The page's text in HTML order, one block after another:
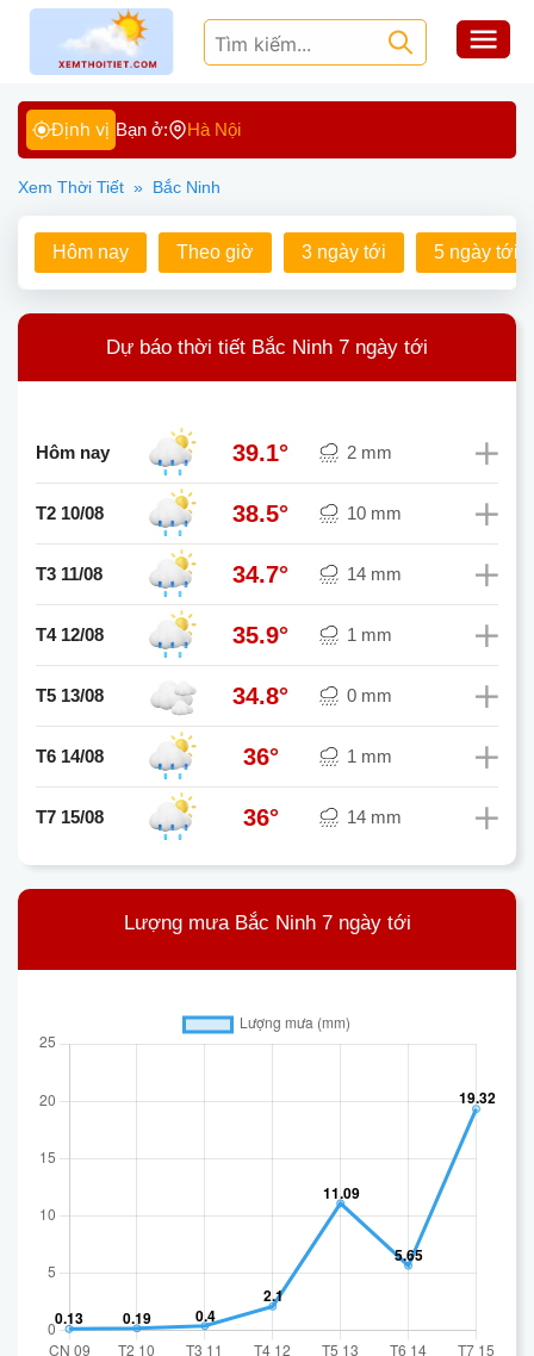
Định vị Bạn ở: Hà Nội
Xem Thời Tiết » Bắc Ninh
Hôm nay Theo giờ 3 ngày tới 5 ngày tới
Dự báo thời tiết Bắc Ninh 7 ngày tới
Hôm nay 39.1° 2 mm
T2 10/08 38.5° 10 mm
T3 11/08 34.7° 14 mm
T4 12/08 35.9° 1 mm
T5 13/08 34.8° 0 mm
T6 14/08 36° 1 mm
T7 15/08 36° 14 mm
Lượng mưa Bắc Ninh 7 ngày tới